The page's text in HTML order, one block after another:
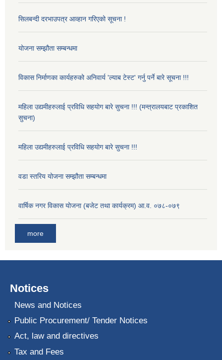
सिलबन्दी दरभाउपत्र आव्हान गरिएको सूचना !
योजना सम्झौता सम्बन्धमा
विकास निर्माणका कार्यहरुको अनिवार्य 'ल्याब टेस्ट' गर्नु पर्ने बारे सूचना !!!
महिला उद्यमीहरुलाई प्रविधि सहयोग बारे सुचना !!! (मन्त्रालयबाट प्रकाशित
सुचना)
महिला उद्यमीहरुलाई प्रविधि सहयोग बारे सुचना !!!
वडा स्तरिय योजना सम्झौता सम्बन्धमा
वार्षिक नगर विकास योजना (बजेट तथा कार्यक्रम) आ.व. ०७८-०७९
more
Notices
News and Notices
Public Procurement/ Tender Notices
Act, law and directives
Tax and Fees